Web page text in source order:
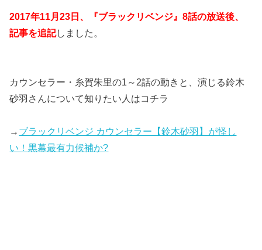
2017年11月23日、『ブラックリベンジ』8話の放送後、
記事を追記しました。
カウンセラー・糸賀朱里の1～2話の動きと、演じる鈴木
砂羽さんについて知りたい人はコチラ
→ ブラックリベンジ カウンセラー【鈴木砂羽】が怪し
い！黒幕最有力候補か?